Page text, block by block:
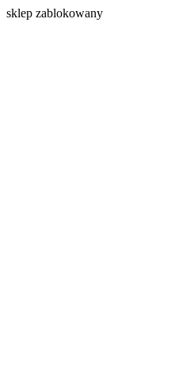
sklep zablokowany